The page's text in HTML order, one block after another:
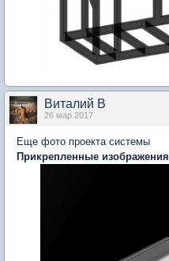
Виталий В
26 мар 2017
Еще фото проекта системы
Прикрепленные изображения